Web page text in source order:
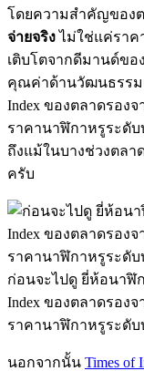
โดยความสำคัญของ
จ่ายจริงไม่ใช่แค่ราค
เติบโตจากดีมานด์ข
คุณค่าด้านวัฒนธรรมแ
Index ของตลาดรอง
ราคานาฬิกาหรูระดับ
ถึงแม้ในบางช่วงตล
ครับ
ก่อนจะไปดู ยี่ห้อนาฬิก
Index ของตลาดรอง
ราคานาฬิกาหรูระดับ
นอกจากนั้น Times of